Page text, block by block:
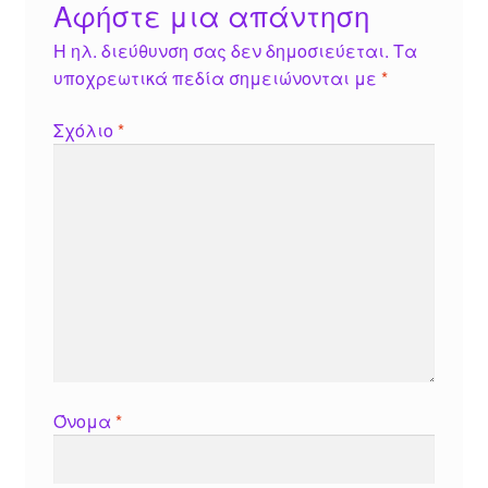
Αφήστε μια απάντηση
Η ηλ. διεύθυνση σας δεν δημοσιεύεται. Τα
υποχρεωτικά πεδία σημειώνονται με *
Σχόλιο*
Όνομα *